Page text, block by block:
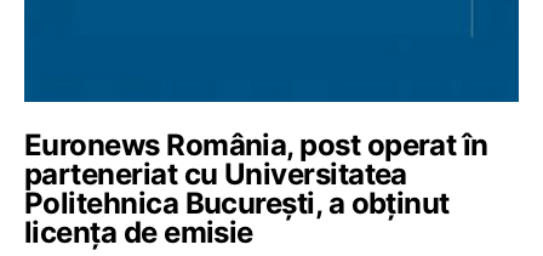
Euronews România, post operat în
parteneriat cu Universitatea
Politehnica București, a obținut
licența de emisie